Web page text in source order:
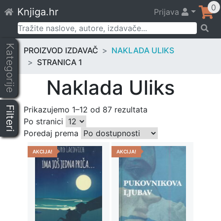
to
content
Knjiga.hr Prijava 0
Pretraži:
Kategorije
Filteri
PROIZVOD IZDAVAČ
NAKLADA ULIKS
STRANICA 1
Naklada Uliks
Prikazujemo 1–12 od 87 rezultata
Po stranici
Poredaj prema
AKCIJA! AKCIJA!